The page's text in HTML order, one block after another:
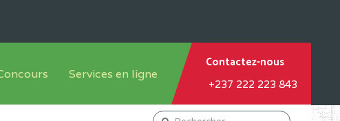
système francophone
Services en ligne
Orientation Conseil
Contactez-nous
+237 222 223 843